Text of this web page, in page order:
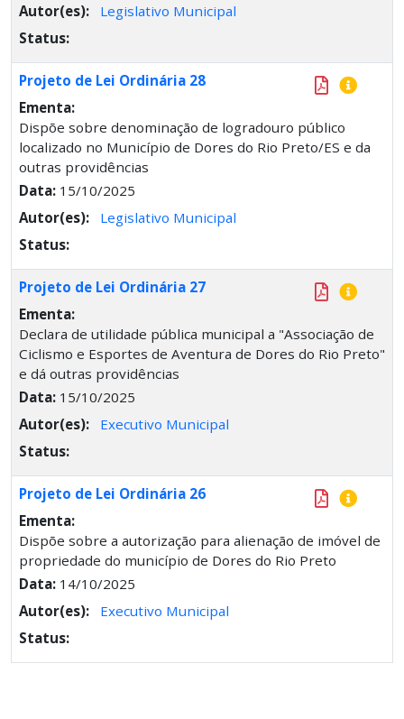
Autor(es):
Legislativo Municipal
Status:
Projeto de Lei Ordinária 28
Ementa:
Dispõe sobre denominação de logradouro público
localizado no Município de Dores do Rio Preto/ES e da
outras providências
Data: 15/10/2025
Autor(es):
Legislativo Municipal
Status:
Projeto de Lei Ordinária 27
Ementa:
Declara de utilidade pública municipal a "Associação de
Ciclismo e Esportes de Aventura de Dores do Rio Preto"
e dá outras providências
Data: 15/10/2025
Autor(es):
Executivo Municipal
Status:
Projeto de Lei Ordinária 26
Ementa:
Dispõe sobre a autorização para alienação de imóvel de
propriedade do município de Dores do Rio Preto
Data: 14/10/2025
Autor(es):
Executivo Municipal
Status: